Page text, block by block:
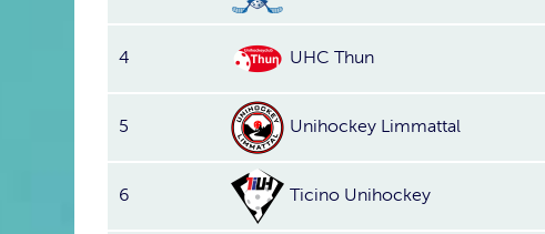
4 UHC Thun
5 Unihockey Limmattal
6 Ticino Unihockey